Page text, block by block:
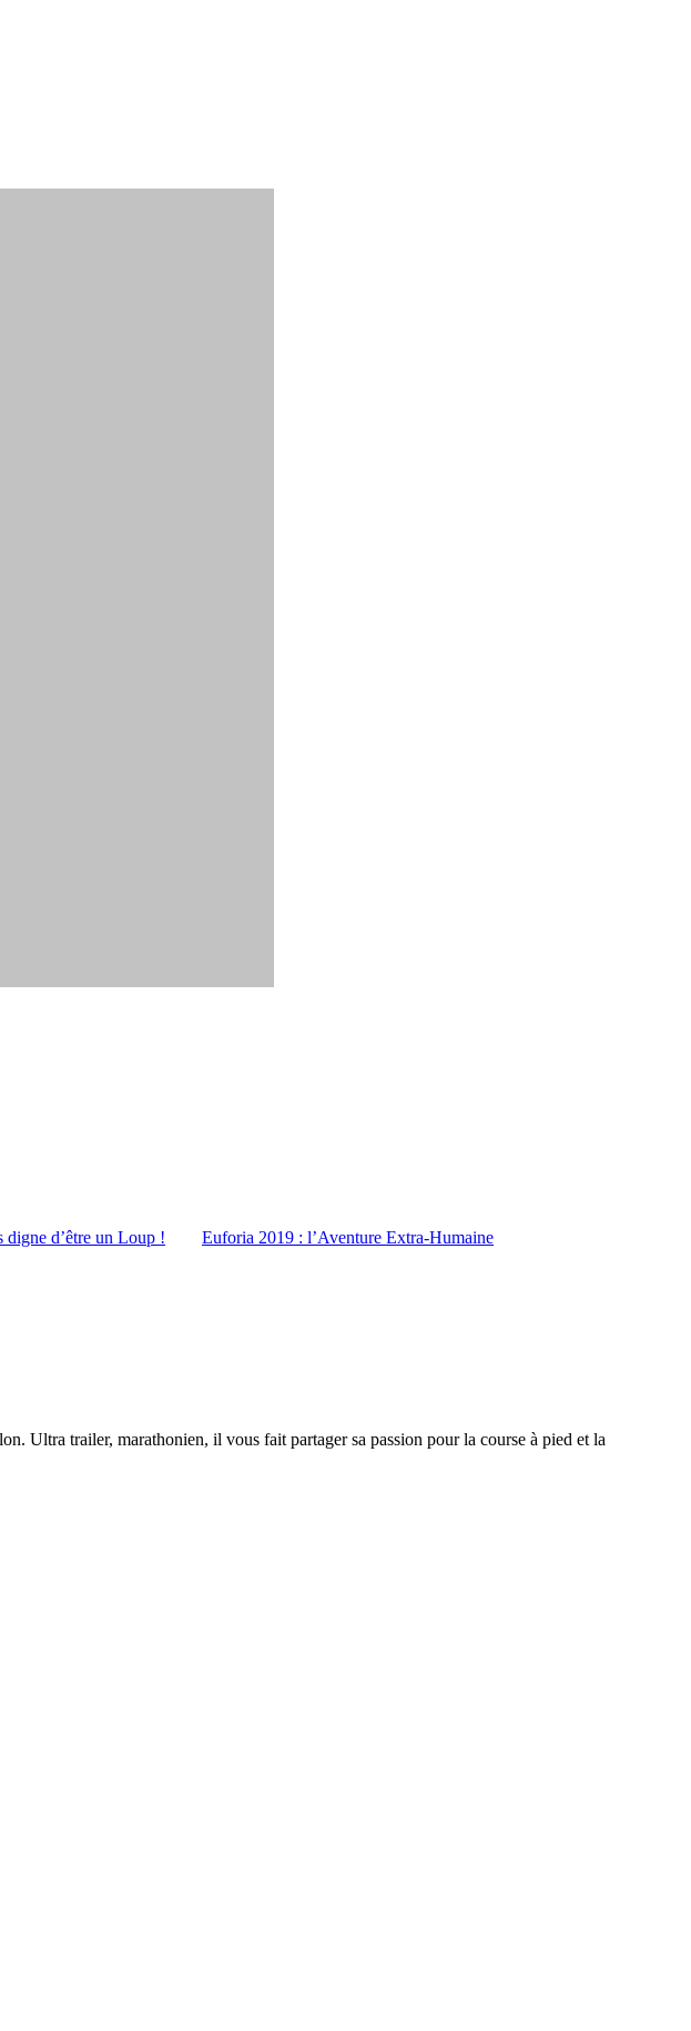
digne d’être un Loup !
Euforia 2019 : l’Aventure Extra-Humaine
Ultra trailer, marathonien, il vous fait partager sa passion pour la course à pied et la